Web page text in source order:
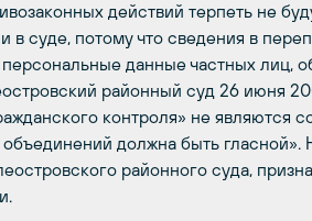
действий терпеть не
в суде, потому что сведения в
данные частных лиц,
районный суд 26 июня
контроля» не являются
должна быть гласной».
районного суда,